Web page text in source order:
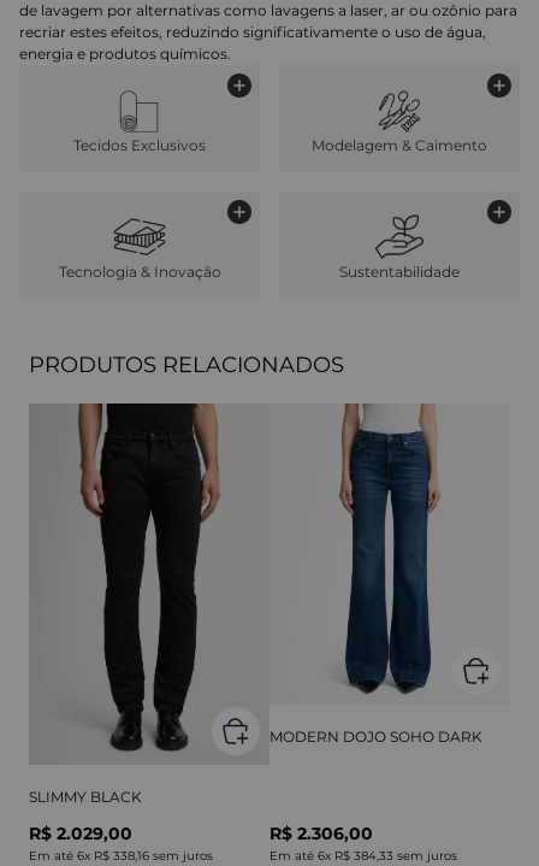
de lavagem por alternativas como lavagens a laser, ar ou ozônio para
recriar estes efeitos, reduzindo significativamente o uso de água,
energia e produtos químicos.
Tecidos Exclusivos Modelagem & Caimento
Tecnologia & Inovação Sustentabilidade
PRODUTOS RELACIONADOS
SLIMMY BLACK
R$ 2.029,00
Em até 6x R$ 338,16 sem juros
MODERN DOJO SOHO DARK
R$ 2.306,00
Em até 6x R$ 384,33 sem juros